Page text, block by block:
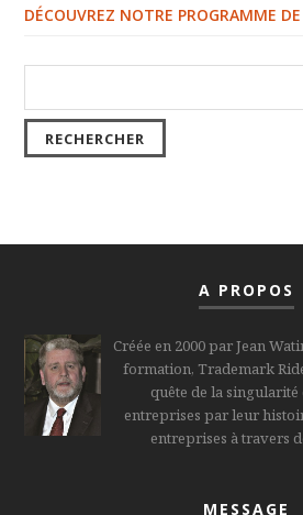
DÉCOUVREZ NOTRE PROGRAMME
A PROPOS
Créée en 2000 par Jean
formation, Trademark
quête de la singularité
entreprises par leur
entreprises à travers
MESSAGE